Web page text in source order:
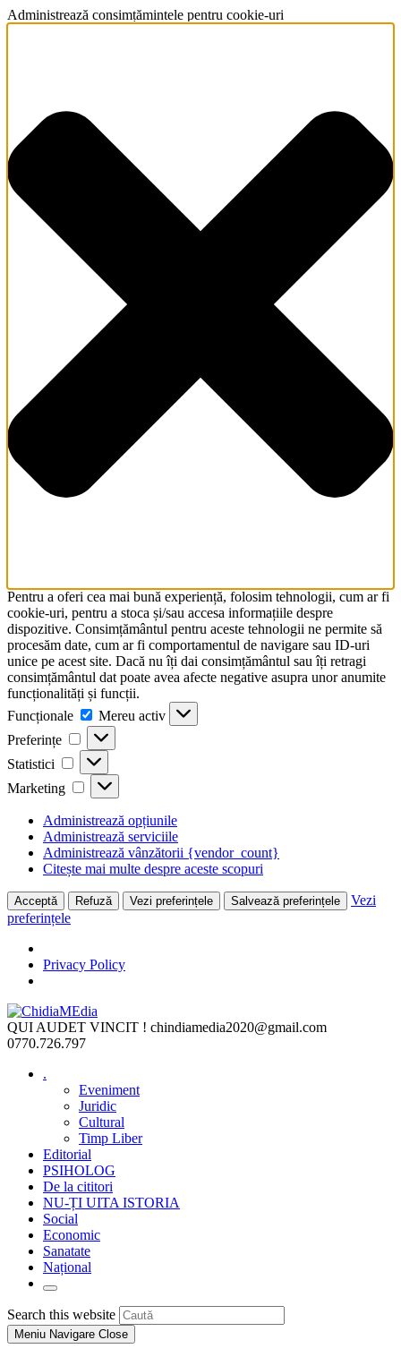
Administrează consimțămintele pentru cookie-uri
Pentru a oferi cea mai bună experiență, folosim tehnologii, cum ar fi
cookie-uri, pentru a stoca și/sau accesa informațiile despre
dispozitive. Consimțământul pentru aceste tehnologii ne permite să
procesăm date, cum ar fi comportamentul de navigare sau ID-uri
unice pe acest site. Dacă nu îți dai consimțământul sau îți retragi
consimțământul dat poate avea afecte negative asupra unor anumite
funcționalități și funcții.
Funcționale
Funcționale
Mereu activ
Preferințe
Preferințe
Statistici Statistici
Marketing Marketing
Administrează opțiunile
Administrează serviciile
Administrează vânzătorii {vendor_count}
Citește mai multe despre aceste scopuri
Acceptă Refuză Vezi preferințele Salvează preferințele
Vezi
preferințele
Privacy Policy
Skip
to
content
QUI AUDET VINCIT ! chindiamedia2020@gmail.com
0770.726.797
.
Eveniment
Juridic
Cultural
Timp Liber
Editorial
PSIHOLOG
De la cititori
NU-ȚI UITA ISTORIA
Social
Economic
Sanatate
Național
Toggle
website
search
Search this website
Escape
Meniu Navigare Close